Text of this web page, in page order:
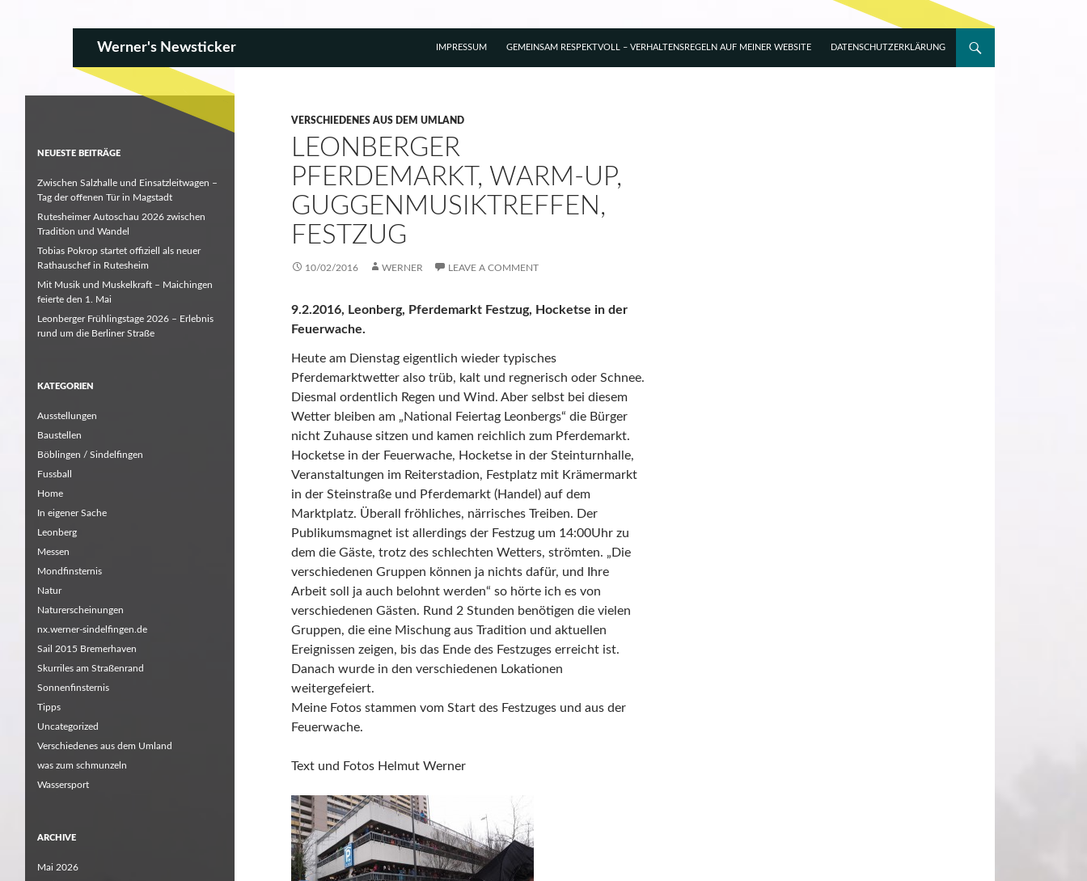
Werner's Newsticker
DATENSCHUTZERKLÄRUNG
GEMEINSAM RESPEKTVOLL – VERHALTENSREGELN AUF MEINER WEBSITE
IMPRESSUM
VERSCHIEDENES AUS DEM UMLAND
LEONBERGER
PFERDEMARKT, WARM-UP,
GUGGENMUSIKTREFFEN,
FESTZUG
10/02/2016 WERNER LEAVE A COMMENT
9.2.2016, Leonberg, Pferdemarkt Festzug, Hocketse in der
Feuerwache.
Heute am Dienstag eigentlich wieder typisches
Pferdemarktwetter also trüb, kalt und regnerisch oder Schnee.
Diesmal ordentlich Regen und Wind. Aber selbst bei diesem
Wetter bleiben am „National Feiertag Leonbergs“ die Bürger
nicht Zuhause sitzen und kamen reichlich zum Pferdemarkt.
Hocketse in der Feuerwache, Hocketse in der Steinturnhalle,
Veranstaltungen im Reiterstadion, Festplatz mit Krämermarkt
in der Steinstraße und Pferdemarkt (Handel) auf dem
Marktplatz. Überall fröhliches, närrisches Treiben. Der
Publikumsmagnet ist allerdings der Festzug um 14:00Uhr zu
dem die Gäste, trotz des schlechten Wetters, strömten. „Die
verschiedenen Gruppen können ja nichts dafür, und Ihre
Arbeit soll ja auch belohnt werden“ so hörte ich es von
verschiedenen Gästen. Rund 2 Stunden benötigen die vielen
Gruppen, die eine Mischung aus Tradition und aktuellen
Ereignissen zeigen, bis das Ende des Festzuges erreicht ist.
Danach wurde in den verschiedenen Lokationen
weitergefeiert.
Meine Fotos stammen vom Start des Festzuges und aus der
Feuerwache.
Text und Fotos Helmut Werner
NEUESTE BEITRÄGE
Zwischen Salzhalle und Einsatzleitwagen –
Tag der offenen Tür in Magstadt
Rutesheimer Autoschau 2026 zwischen
Tradition und Wandel
Tobias Pokrop startet offiziell als neuer
Rathauschef in Rutesheim
Mit Musik und Muskelkraft – Maichingen
feierte den 1. Mai
Leonberger Frühlingstage 2026 – Erlebnis
rund um die Berliner Straße
KATEGORIEN
Ausstellungen
Baustellen
Böblingen / Sindelfingen
Fussball
Home
In eigener Sache
Leonberg
Messen
Mondfinsternis
Natur
Naturerscheinungen
nx.werner-sindelfingen.de
Sail 2015 Bremerhaven
Skurriles am Straßenrand
Sonnenfinsternis
Tipps
Uncategorized
Verschiedenes aus dem Umland
was zum schmunzeln
Wassersport
ARCHIVE
Mai 2026